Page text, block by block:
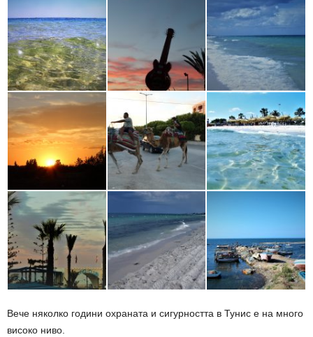
Вече няколко години охраната и сигурността в Тунис е на много
високо ниво.